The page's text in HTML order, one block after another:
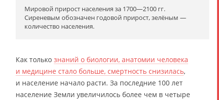
Мировой прирост населения за 1700—2100 гг.
Сиреневым обозначен годовой прирост, зелёным —
количество населения.
Как только знаний о биологии, анатомии человека
и медицине стало больше, смертность снизилась,
и население начало расти. За последние 100 лет
население Земли увеличилось более чем в четыре